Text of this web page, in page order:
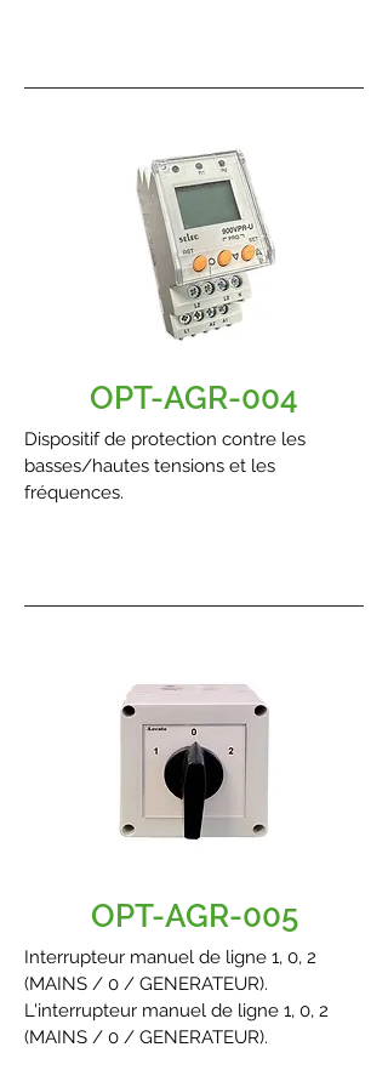
OPT-AGR-004
Dispositif de protection contre les
basses/hautes tensions et les
fréquences.
OPT-AGR-005
Interrupteur manuel de ligne 1, 0, 2
(MAINS / 0 / GENERATEUR).
L'interrupteur manuel de ligne 1, 0, 2
(MAINS / 0 / GENERATEUR).